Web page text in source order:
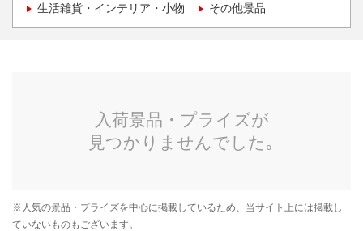
生活雑貨・インテリア・小物 その他景品